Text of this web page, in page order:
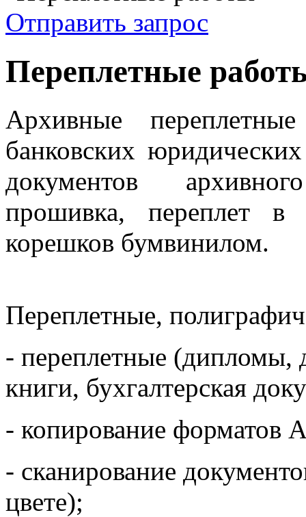
Отправить запрос
Переплетные
Архивные
банковских
документов
прошивка, переплет в
корешков бумвинилом.
Переплетные,
- переплетные (дипломы,
книги, бухгалтерская
- копирование
- сканирование
цвете);